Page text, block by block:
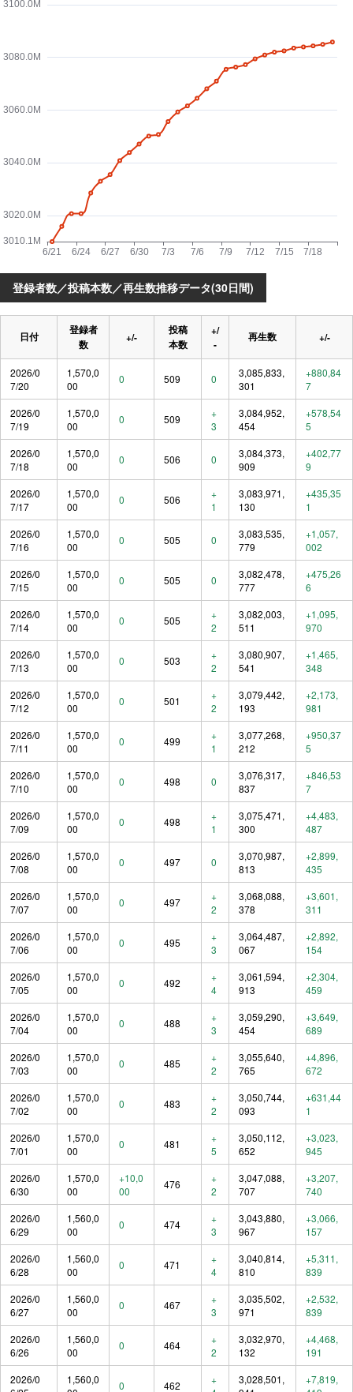
登録者数／投稿本数／再生数推移データ(30日間)
日付
登録者
数
+/-
投稿
本数
+/
-
再生数 +/-
2026/0
7/20
1,570,0
00
0 509 0
3,085,833,
301
+880,84
7
2026/0
7/19
1,570,0
00
0 509
+
3
3,084,952,
454
+578,54
5
2026/0
7/18
1,570,0
00
0 506 0
3,084,373,
909
+402,77
9
2026/0
7/17
1,570,0
00
0 506
+
1
3,083,971,
130
+435,35
1
2026/0
7/16
1,570,0
00
0 505 0
3,083,535,
779
+1,057,
002
2026/0
7/15
1,570,0
00
0 505 0
3,082,478,
777
+475,26
6
2026/0
7/14
1,570,0
00
0 505
+
2
3,082,003,
511
+1,095,
970
2026/0
7/13
1,570,0
00
0 503
+
2
3,080,907,
541
+1,465,
348
2026/0
7/12
1,570,0
00
0 501
+
2
3,079,442,
193
+2,173,
981
2026/0
7/11
1,570,0
00
0 499
+
1
3,077,268,
212
+950,37
5
2026/0
7/10
1,570,0
00
0 498 0
3,076,317,
837
+846,53
7
2026/0
7/09
1,570,0
00
0 498
+
1
3,075,471,
300
+4,483,
487
2026/0
7/08
1,570,0
00
0 497 0
3,070,987,
813
+2,899,
435
2026/0
7/07
1,570,0
00
0 497
+
2
3,068,088,
378
+3,601,
311
2026/0
7/06
1,570,0
00
0 495
+
3
3,064,487,
067
+2,892,
154
2026/0
7/05
1,570,0
00
0 492
+
4
3,061,594,
913
+2,304,
459
2026/0
7/04
1,570,0
00
0 488
+
3
3,059,290,
454
+3,649,
689
2026/0
7/03
1,570,0
00
0 485
+
2
3,055,640,
765
+4,896,
672
2026/0
7/02
1,570,0
00
0 483
+
2
3,050,744,
093
+631,44
1
2026/0
7/01
1,570,0
00
0 481
+
5
3,050,112,
652
+3,023,
945
2026/0
6/30
1,570,0
00
+10,0
00
476
+
2
3,047,088,
707
+3,207,
740
2026/0
6/29
1,560,0
00
0 474
+
3
3,043,880,
967
+3,066,
157
2026/0
6/28
1,560,0
00
0 471
+
4
3,040,814,
810
+5,311,
839
2026/0
6/27
1,560,0
00
0 467
+
3
3,035,502,
971
+2,532,
839
2026/0
6/26
1,560,0
00
0 464
+
2
3,032,970,
132
+4,468,
191
2026/0
1,560,0
0 462
+
3,028,501,
+7,819,